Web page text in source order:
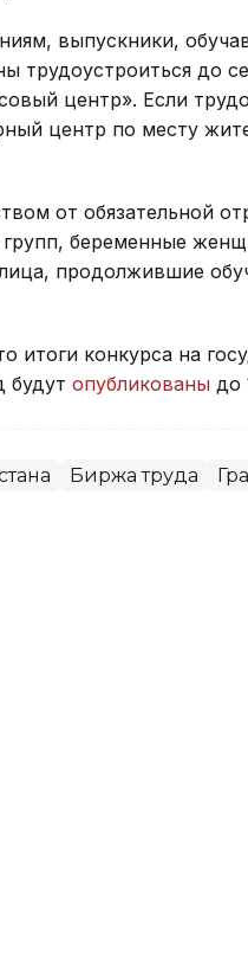
выпускники,
трудоустроиться до
центр». Если
центр по месту
от обязательной
беременные
продолжившие
итоги конкурса на
будут опубликованы до
Биржа труда